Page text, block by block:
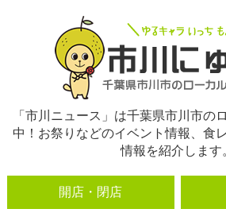
「市川ニュース」は千葉県市川市の
中！お祭りなどのイベント情報、食
情報を紹介します
開店・閉店